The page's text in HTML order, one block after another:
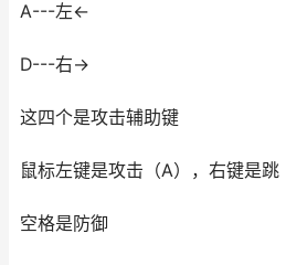
A---左←
D---右→
这四个是攻击辅助键
鼠标左键是攻击（A），右键是跳
空格是防御